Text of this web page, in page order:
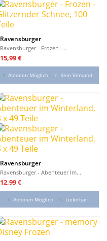
Ravensburger
Ravensburger - Frozen -...
Preis
15,99 €
Abholen Möglich Kein Versand
Ravensburger
Ravensburger - Abenteuer Im...
Preis
12,99 €
Abholen Möglich Lieferbar